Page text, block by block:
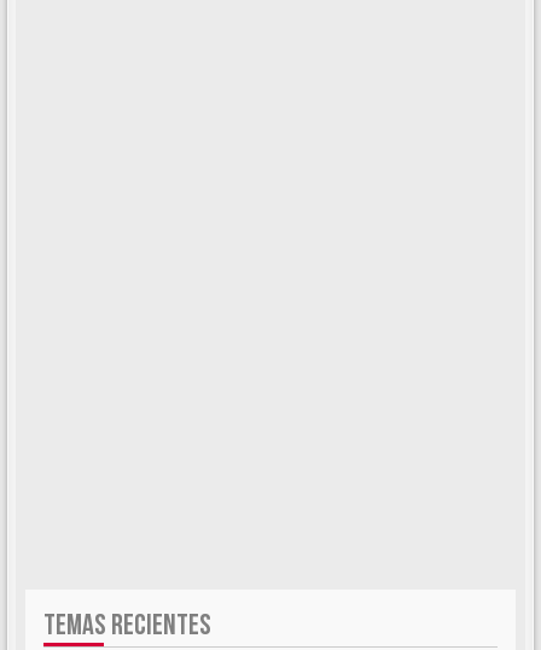
TEMAS RECIENTES